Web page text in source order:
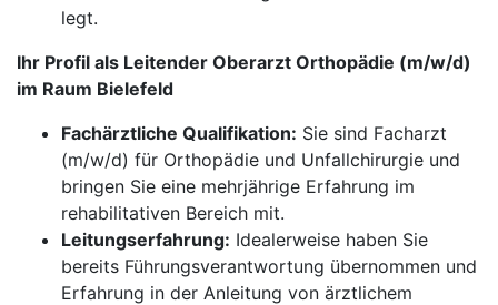
legt.
Ihr Profil als Leitender Oberarzt Orthopädie (m/w/d)
im Raum Bielefeld
Fachärztliche Qualifikation: Sie sind Facharzt
(m/w/d) für Orthopädie und Unfallchirurgie und
bringen Sie eine mehrjährige Erfahrung im
rehabilitativen Bereich mit.
Leitungserfahrung: Idealerweise haben Sie
bereits Führungsverantwortung übernommen und
Erfahrung in der Anleitung von ärztlichem